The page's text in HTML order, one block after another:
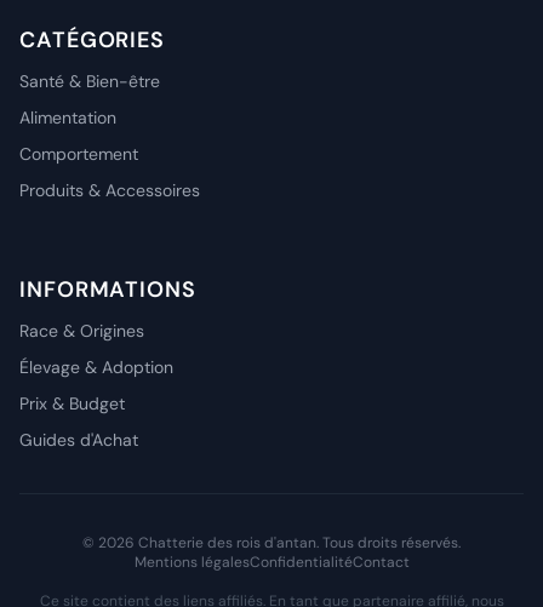
CATÉGORIES
Santé & Bien-être
Alimentation
Comportement
Produits & Accessoires
INFORMATIONS
Race & Origines
Élevage & Adoption
Prix & Budget
Guides d'Achat
© 2026 Chatterie des rois d'antan. Tous droits réservés.
Mentions légalesConfidentialitéContact
Ce site contient des liens affiliés. En tant que partenaire affilié, nous